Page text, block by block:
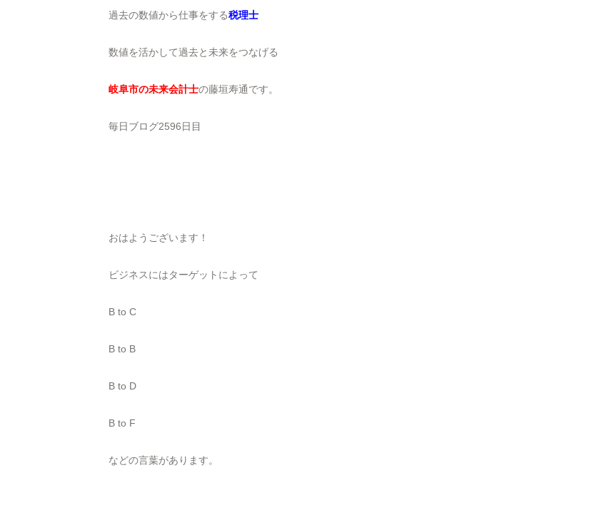
過去の数値から仕事をする税理士
数値を活かして過去と未来をつなげる
岐阜市の未来会計士の藤垣寿通です。
毎日ブログ2596日目
おはようございます！
ビジネスにはターゲットによって
B to C
B to B
B to D
B to F
などの言葉があります。